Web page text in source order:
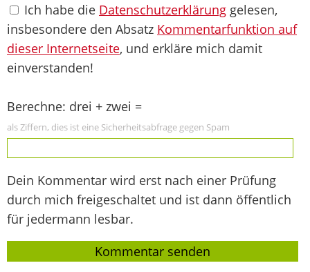
Ich habe die Datenschutzerklärung gelesen,
insbesondere den Absatz Kommentarfunktion auf
dieser Internetseite, und erkläre mich damit
einverstanden!
Berechne: drei + zwei =
als Ziffern, dies ist eine Sicherheitsabfrage gegen Spam
Dein Kommentar wird erst nach einer Prüfung
durch mich freigeschaltet und ist dann öffentlich
für jedermann lesbar.